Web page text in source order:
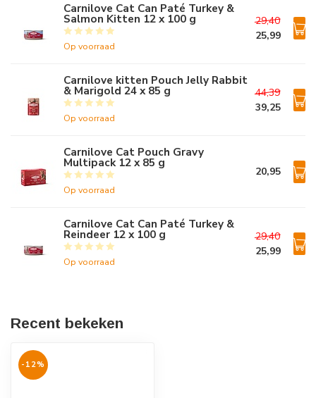
Carnilove Cat Can Paté Turkey &
Salmon Kitten 12 x 100 g
Op voorraad
29,40
25,99
Carnilove kitten Pouch Jelly Rabbit
& Marigold 24 x 85 g
Op voorraad
44,39
39,25
Carnilove Cat Pouch Gravy
Multipack 12 x 85 g
Op voorraad
20,95
Carnilove Cat Can Paté Turkey &
Reindeer 12 x 100 g
Op voorraad
29,40
25,99
Recent bekeken
-12%